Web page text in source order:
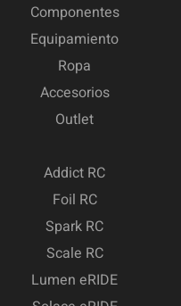
Componentes
Equipamiento
Ropa
Accesorios
Outlet
Addict RC
Foil RC
Spark RC
Scale RC
Lumen eRIDE